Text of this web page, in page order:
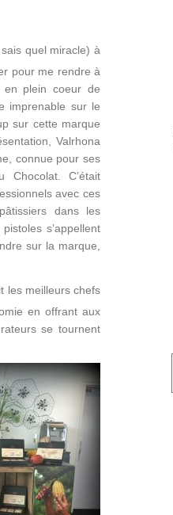
quel miracle) à
pour me rendre à
en plein coeur de
imprenable sur le
sur cette marque
Valrhona
connue pour ses
C’était
avec ces
dans les
s’appellent
sur la marque,
les meilleurs chefs
en offrant aux
se tournent